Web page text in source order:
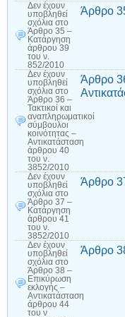
Δεν έχουν
υποβληθεί
σχόλια στο
Άρθρο 35 –
Κατάργηση
άρθρου 39
του ν.
852/2010
Άρθρο
Δεν έχουν
υποβληθεί
σχόλια στο
Άρθρο 36 –
Τακτικοί και
αναπληρωματικοί
σύμβουλοι
κοινότητας –
Αντικατάσταση
άρθρου 40
του ν.
3852/2010
Άρθρο
Δεν έχουν
υποβληθεί
σχόλια στο
Άρθρο 37 –
Κατάργηση
άρθρου 41
του ν.
3852/2010
Άρθρο
Δεν έχουν
υποβληθεί
σχόλια στο
Άρθρο 38 –
Επικύρωση
εκλογής –
Αντικατάσταση
άρθρου 44
του ν
Άρθρο